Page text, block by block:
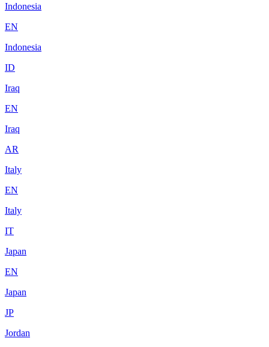
Indonesia
EN
Indonesia
ID
Iraq
EN
Iraq
AR
Italy
EN
Italy
IT
Japan
EN
Japan
JP
Jordan